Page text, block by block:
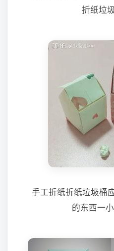
折纸垃
手工折纸折纸垃圾桶
的东西一